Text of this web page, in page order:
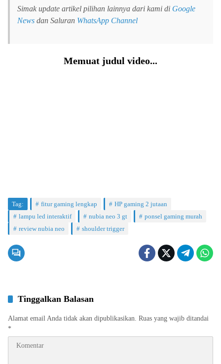
Simak update artikel pilihan lainnya dari kami di Google
News dan Saluran WhatsApp Channel
Memuat judul video...
Tag: fitur gaming lengkap
HP gaming 2 jutaan
lampu led interaktif
nubia neo 3 gt
ponsel gaming murah
review nubia neo
shoulder trigger
Tinggalkan Balasan
Alamat email Anda tidak akan dipublikasikan. Ruas yang wajib ditandai
*